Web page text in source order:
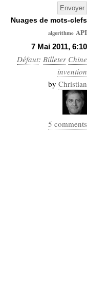
7 Mai 2011, 6:10
Défaut: Billeter Chine
invention
by Christian
5 comments
Nuages de mots-clefs
algorithme API
Architecture
Ars-
Industrialis
business_model
cinéma
Cloud